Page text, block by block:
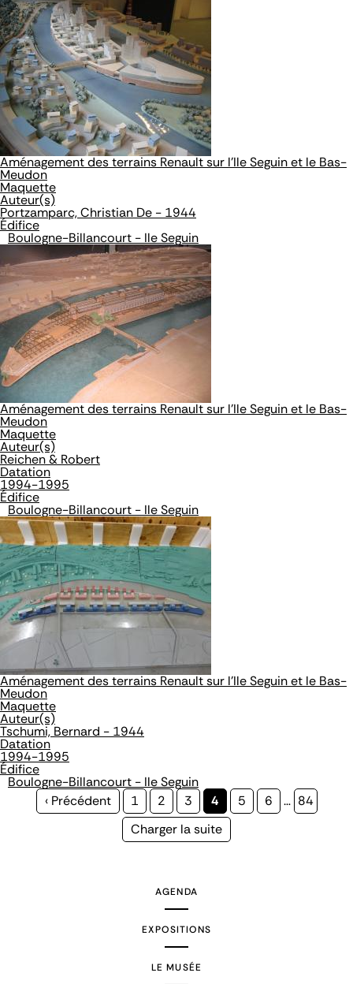
Aménagement des terrains Renault sur l'Ile Seguin et le Bas-
Meudon
Maquette
Auteur(s)
Portzamparc, Christian De - 1944
Édifice
Boulogne-Billancourt - Ile Seguin
Aménagement des terrains Renault sur l'Ile Seguin et le Bas-
Meudon
Maquette
Auteur(s)
Reichen & Robert
Datation
1994-1995
Édifice
Boulogne-Billancourt - Ile Seguin
Aménagement des terrains Renault sur l'Ile Seguin et le Bas-
Meudon
Maquette
Auteur(s)
Tschumi, Bernard - 1944
Datation
1994-1995
Édifice
Boulogne-Billancourt - Ile Seguin
Page
‹ Précédent Page
1 Page
2 Page
3
Page
courante
4 Page
5 Page
6 … Page
84
Page
Charger la suite
AGENDA
EXPOSITIONS
LE MUSÉE